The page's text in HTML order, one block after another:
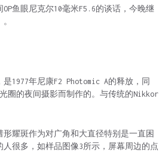
鱼眼尼克尔10毫米F5.6的谈话，今晚继
1977年尼康F2 Photomic A的释放，同
圈的夜间摄影而制作的。与传统的Nikkor
耀斑作为对广角和大直径特别是一直困
很多，如样品图像3所示，屏幕周边的点